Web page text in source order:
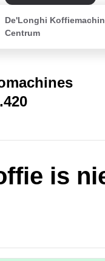
De'Longhi
Centrum
is